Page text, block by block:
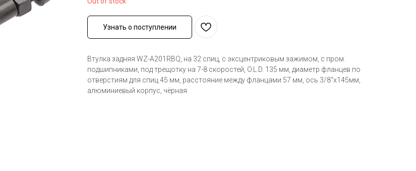
Узнать о поступлении
Втулка задняя WZ-A201RBQ, на 32 спиц, с эксцентриковым зажимом, с пром.
подшипниками, под трещотку на 7-8 скоростей, O.L.D. 135 мм, диаметр фланцев по
отверстиям для спиц 45 мм, расстояние между фланцами 57 мм, ось 3/8"х145мм,
алюминиевый корпус, чёрная